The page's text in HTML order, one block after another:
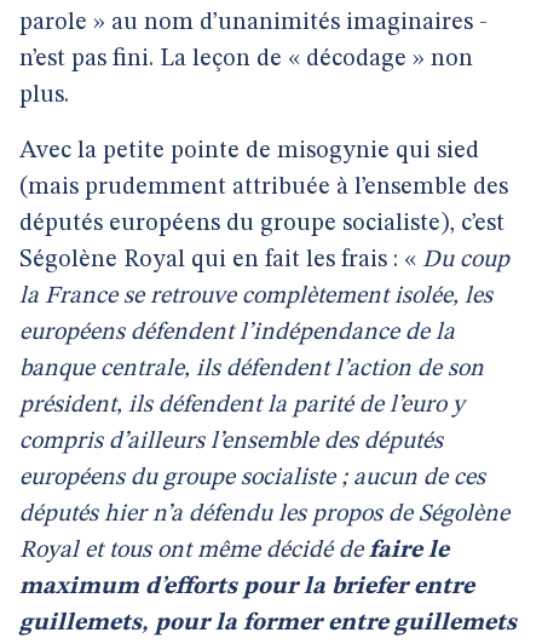
parole » au nom d’unanimités imaginaires -
n’est pas fini. La leçon de « décodage » non
plus.
Avec la petite pointe de misogynie qui sied
(mais prudemment attribuée à l’ensemble des
députés européens du groupe socialiste), c’est
Ségolène Royal qui en fait les frais : « Du coup
la France se retrouve complètement isolée, les
européens défendent l’indépendance de la
banque centrale, ils défendent l’action de son
président, ils défendent la parité de l’euro y
compris d’ailleurs l’ensemble des députés
européens du groupe socialiste ; aucun de ces
députés hier n’a défendu les propos de Ségolène
Royal et tous ont même décidé de faire le
maximum d’efforts pour la briefer entre
guillemets, pour la former entre guillemets